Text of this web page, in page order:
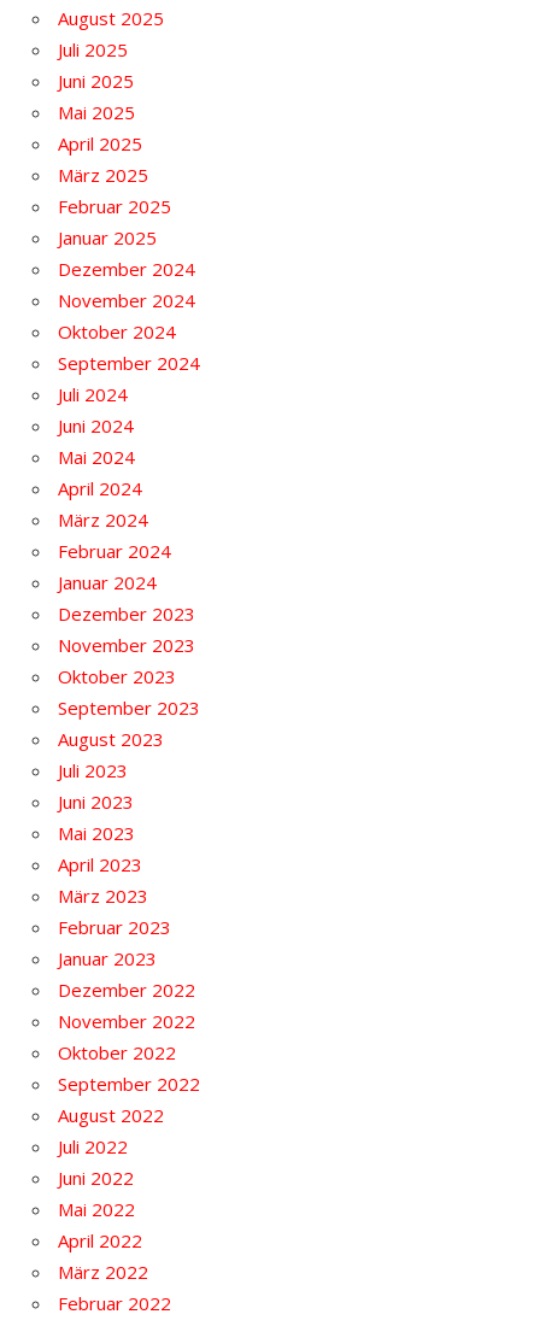
August 2025
Juli 2025
Juni 2025
Mai 2025
April 2025
März 2025
Februar 2025
Januar 2025
Dezember 2024
November 2024
Oktober 2024
September 2024
Juli 2024
Juni 2024
Mai 2024
April 2024
März 2024
Februar 2024
Januar 2024
Dezember 2023
November 2023
Oktober 2023
September 2023
August 2023
Juli 2023
Juni 2023
Mai 2023
April 2023
März 2023
Februar 2023
Januar 2023
Dezember 2022
November 2022
Oktober 2022
September 2022
August 2022
Juli 2022
Juni 2022
Mai 2022
April 2022
März 2022
Februar 2022